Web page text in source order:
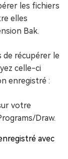
les fichiers
elles
Bak.
de récupérer le
celle-ci
enregistré :
votre
Draw.
avec